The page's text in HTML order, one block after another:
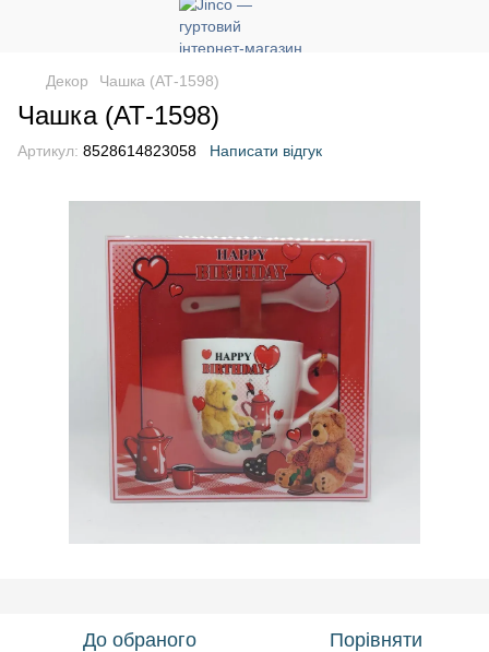
Декор Чашка (АТ-1598)
Чашка (АТ-1598)
Артикул: 8528614823058 Написати відгук
До обраного Порівняти